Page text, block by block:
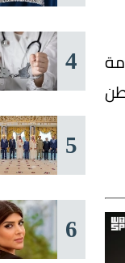
4
5
6